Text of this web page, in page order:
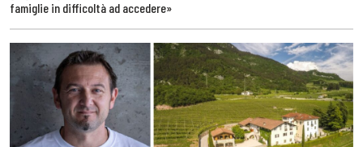
famiglie in difficoltà ad accedere»